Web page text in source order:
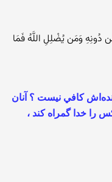
دُونِهِ وَمَن يُضْلِلِ اللَّهُ فَمَا
كافي نيست‌ ؟ آنان
را خدا گمراه كند ،